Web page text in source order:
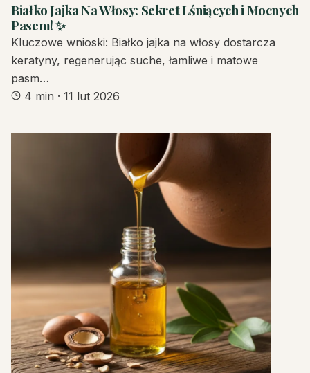
Białko Jajka Na Włosy: Sekret Lśniących i Mocnych
Pasem! ✨
Kluczowe wnioski: Białko jajka na włosy dostarcza
keratyny, regenerując suche, łamliwe i matowe
pasm…
4 min · 11 lut 2026